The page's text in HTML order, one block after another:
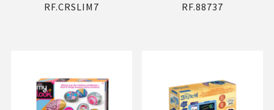
RF.CRSLIM7
RF.88737